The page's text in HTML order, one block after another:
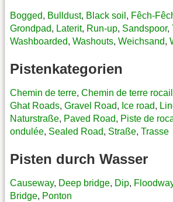
Bogged, Bulldust, Black soil , Fêch-
Grondpad, Laterit, Run-up, Sandspoor,
Washboarded, Washouts, Weichsand,
Pistenkategorien
Chemin de terre, Chemin de terre
Ghat Roads, Gravel Road, Ice road,
Naturstraße, Paved Road, Piste de
ondulée, Sealed Road, Straße, Trasse
Pisten durch Wasser
Causeway, Deep bridge, Dip,
Bridge, Ponton